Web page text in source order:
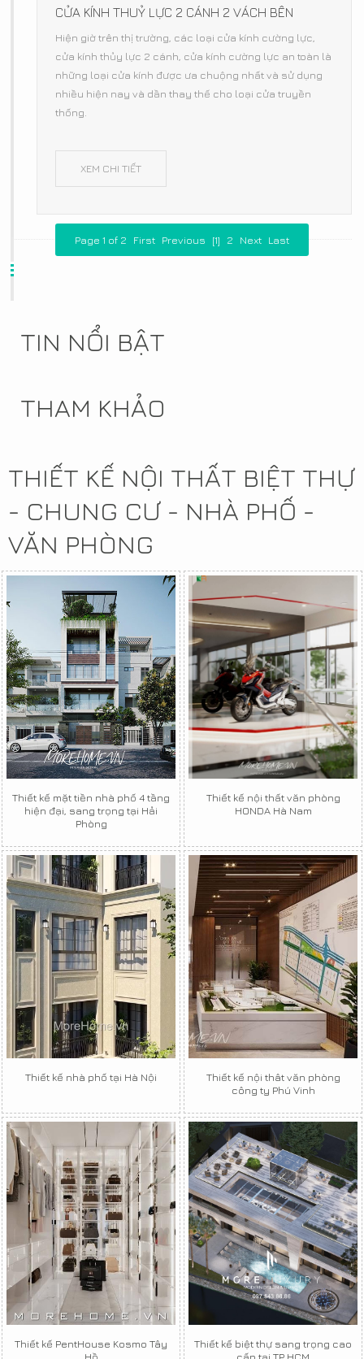
CỬA KÍNH THUỶ LỰC 2 CÁNH 2 VÁCH BÊN
Hiện giờ trên thị trường, các loại cửa kính cường lực,
cửa kính thủy lực 2 cánh, cửa kính cường lực an toàn là
những loại cửa kính được ưa chuộng nhất và sử dụng
nhiều hiện nay và dần thay thế cho loại cửa truyền
thống.
XEM CHI TIẾT
Page 1 of 2 First Previous [1] 2 Next Last
TIN NỔI BẬT
THAM KHẢO
THIẾT KẾ NỘI THẤT BIỆT THỰ
- CHUNG CƯ - NHÀ PHỐ -
VĂN PHÒNG
Thiết kế mặt tiền nhà phố 4 tầng
hiện đại, sang trọng tại Hải
Phòng
Thiết kế nội thất văn phòng
HONDA Hà Nam
Thiết kế nhà phố tại Hà Nội
Thiết kế nội thât văn phòng
công ty Phú Vinh
Thiết kế PentHouse Kosmo Tây
Thiết kế biệt thự sang trọng cao